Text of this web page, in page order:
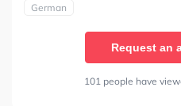
German
Request an
101 people have